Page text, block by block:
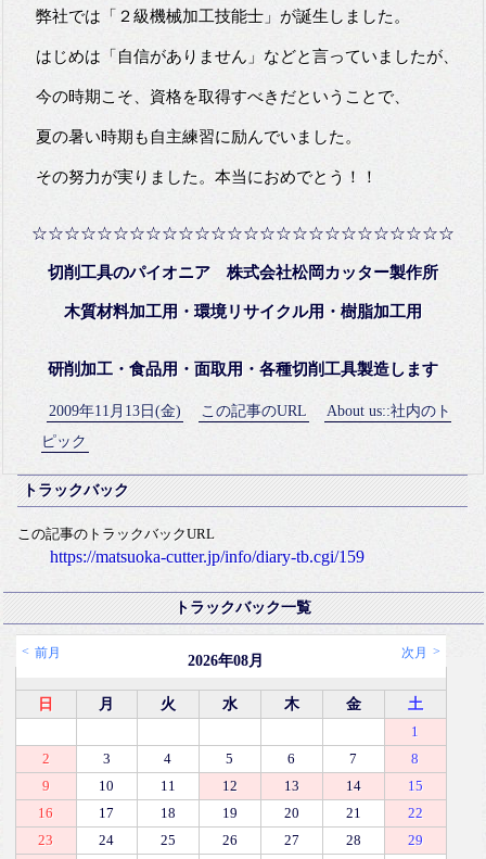
弊社では「２級機械加工技能士」が誕生しました。
はじめは「自信がありません」などと言っていましたが、
今の時期こそ、資格を取得すべきだということで、
夏の暑い時期も自主練習に励んでいました。
その努力が実りました。本当におめでとう！！
☆☆☆☆☆☆☆☆☆☆☆☆☆☆☆☆☆☆☆☆☆☆☆☆☆☆
切削工具のパイオニア 株式会社松岡カッター製作所
木質材料加工用・環境リサイクル用・樹脂加工用
研削加工・食品用・面取用・各種切削工具製造します
2009年11月13日(金) この記事のURL
About us::社内のト
ピック
トラックバック
この記事のトラックバックURL
https://matsuoka-cutter.jp/info/diary-tb.cgi/159
トラックバック一覧
2026年08月
前月 次月
日 月 火 水 木 金 土
1
2
3 4 5 6 7
8
9
10 11 12 13 14
15
16
17 18 19 20 21
22
23
24 25 26 27 28
29